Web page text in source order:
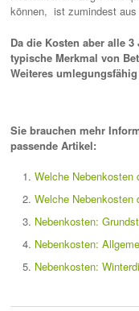
können, ist zumindest
Da die Kosten aber alle
typische Merkmal von
Weiteres
Sie brauchen mehr
passende Artikel:
Welche Nebenkosten
Welche Nebenkosten
Nebenkosten:
Nebenkosten:
Nebenkosten: